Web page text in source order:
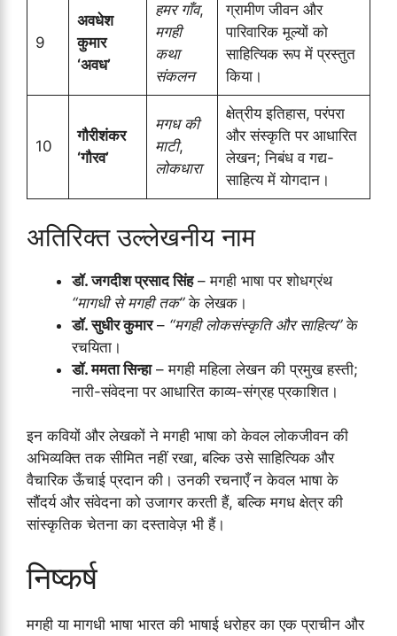
9
अवधेश
कुमार
‘अवध’
हमर गाँव,
मगही
कथा
संकलन
ग्रामीण जीवन और
पारिवारिक मूल्यों को
साहित्यिक रूप में प्रस्तुत
किया।
10
गौरीशंकर
‘गौरव’
मगध की
माटी,
लोकधारा
क्षेत्रीय इतिहास, परंपरा
और संस्कृति पर आधारित
लेखन; निबंध व गद्य-
साहित्य में योगदान।
अतिरिक्त उल्लेखनीय नाम
डॉ. जगदीश प्रसाद सिंह– मगही भाषा पर शोधग्रंथ
“मागधी से मगही तक”के लेखक।
डॉ. सुधीर कुमार– “मगही लोकसंस्कृति और साहित्य”के
रचयिता।
डॉ. ममता सिन्हा– मगही महिला लेखन की प्रमुख हस्ती;
नारी-संवेदना पर आधारित काव्य-संग्रह प्रकाशित।
इन कवियों और लेखकों ने मगही भाषा को केवल लोकजीवन की
अभिव्यक्ति तक सीमित नहीं रखा, बल्कि उसे साहित्यिक और
वैचारिक ऊँचाई प्रदान की। उनकी रचनाएँ न केवल भाषा के
सौंदर्य और संवेदना को उजागर करती हैं, बल्कि मगध क्षेत्र की
सांस्कृतिक चेतना का दस्तावेज़ भी हैं।
निष्कर्ष
मगही या मागधी भाषा भारत की भाषाई धरोहर का एक प्राचीन और